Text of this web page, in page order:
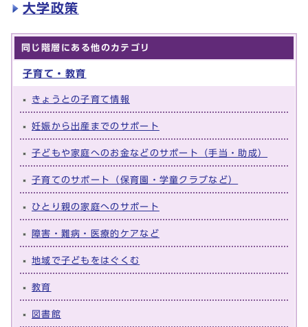
大学政策
同じ階層にある他のカテゴリ
子育て・教育
きょうとの子育て情報
妊娠から出産までのサポート
子どもや家庭へのお金などのサポート（手当・助成）
子育てのサポート（保育園・学童クラブなど）
ひとり親の家庭へのサポート
障害・難病・医療的ケアなど
地域で子どもをはぐくむ
教育
図書館